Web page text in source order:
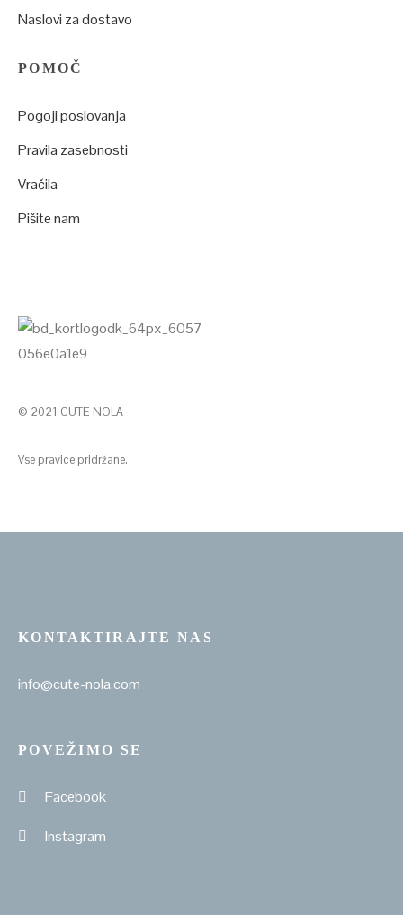
Naslovi za dostavo
POMOČ
Pogoji poslovanja
Pravila zasebnosti
Vračila
Pišite nam
© 2021 CUTE NOLA
Vse pravice pridržane.
KONTAKTIRAJTE NAS
info@cute-nola.com
POVEŽIMO SE
Facebook
Instagram